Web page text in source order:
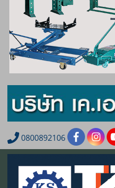
0800892106